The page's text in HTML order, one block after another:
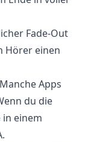
Fade-Out
Hörer einen
Apps
du die
einem